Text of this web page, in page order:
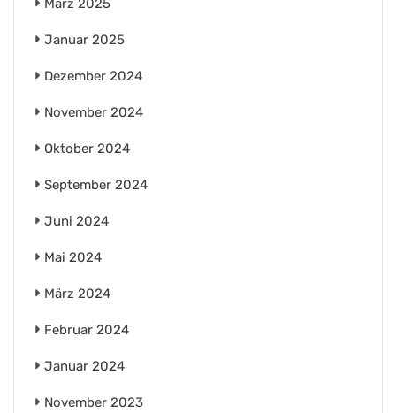
Januar 2025
Dezember 2024
November 2024
Oktober 2024
September 2024
Juni 2024
Mai 2024
März 2024
Februar 2024
Januar 2024
November 2023